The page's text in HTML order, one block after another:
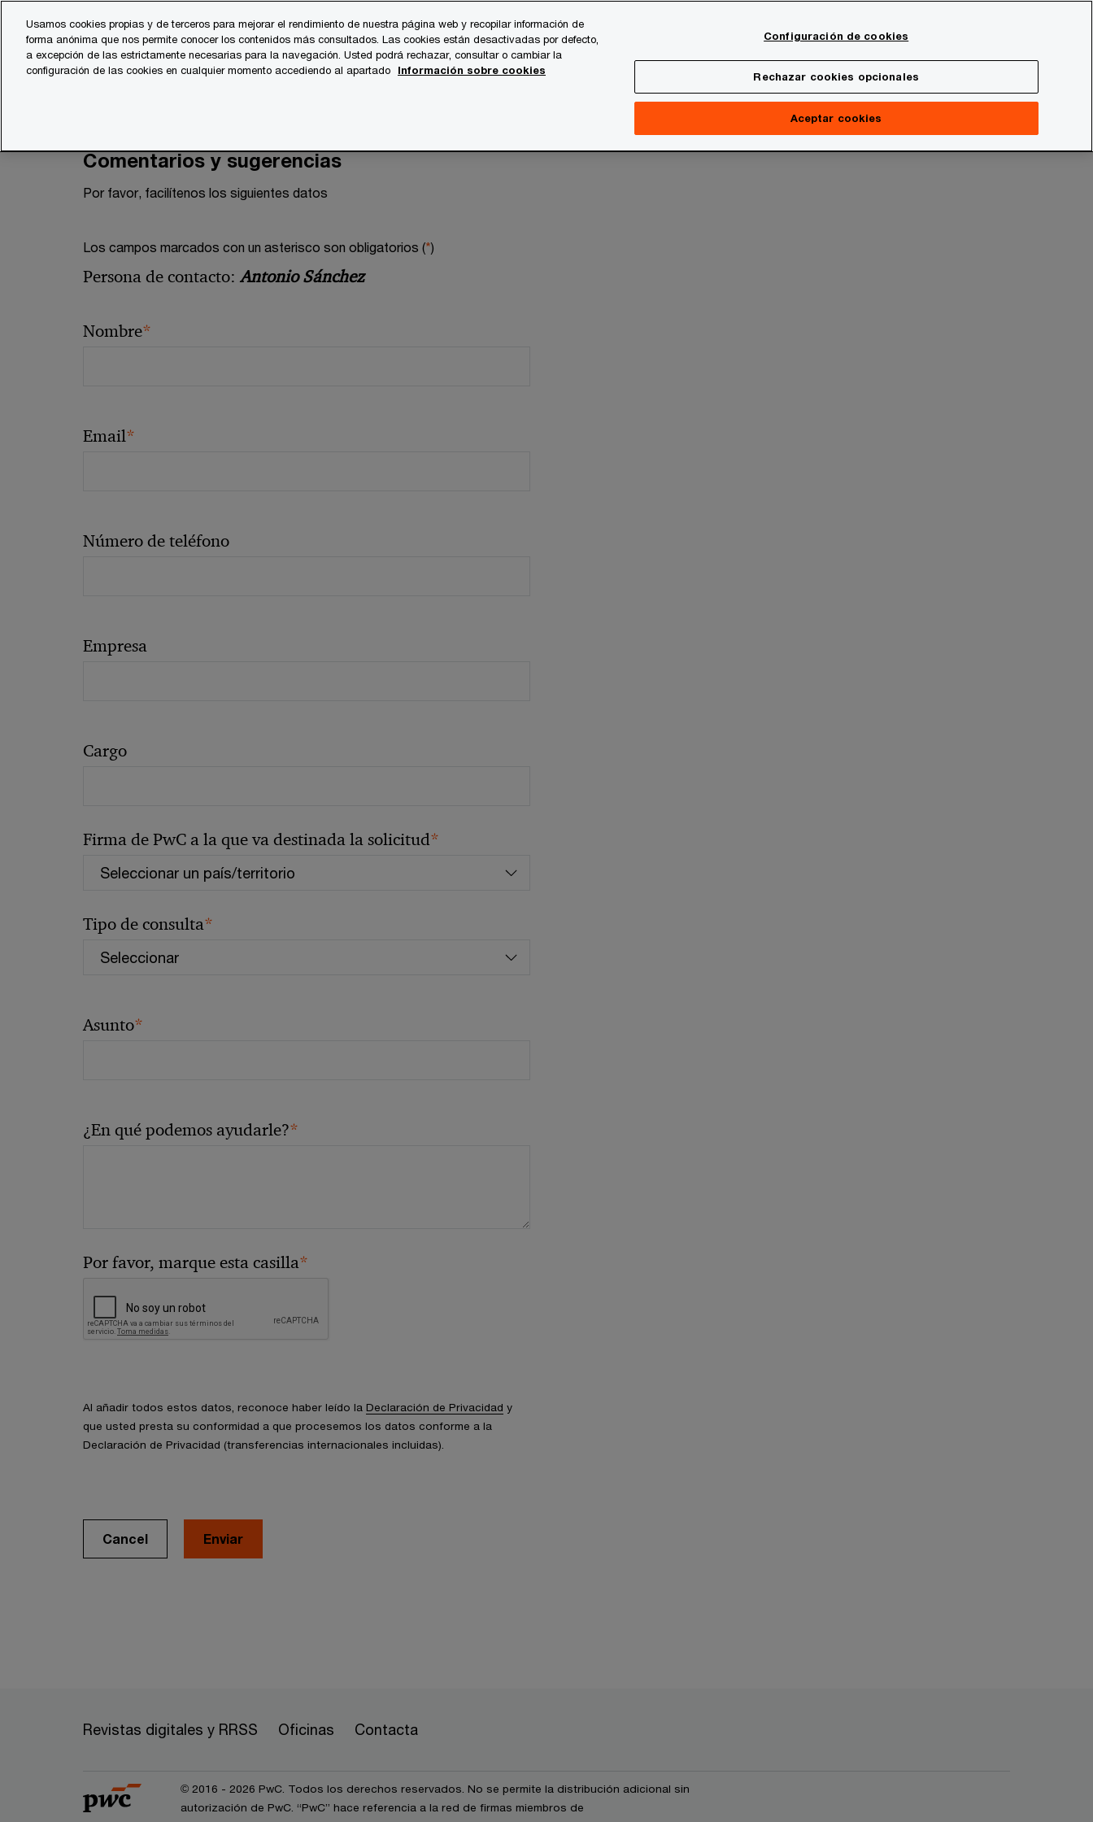
content
footer
Comentarios y sugerencias
Por favor, facilítenos los siguientes datos
Los campos marcados con un asterisco son obligatorios (*)
Persona de contacto: Antonio Sánchez
Nombre*
Email*
Número de teléfono
Empresa
Cargo
Firma de PwC a la que va destinada la solicitud*
Tipo de consulta*
Asunto*
¿En qué podemos ayudarle?*
Por favor, marque esta casilla*
Al añadir todos estos datos, reconoce haber leído la Declaración de Privacidad y
que usted presta su conformidad a que procesemos los datos conforme a la
Declaración de Privacidad (transferencias internacionales incluidas).
Cancel
Revistas digitales y RRSS Oficinas Contacta
© 2016 - 2026 PwC. Todos los derechos reservados. No se permite la distribución adicional sin
autorización de PwC. “PwC” hace referencia a la red de firmas miembros de
Usamos cookies propias y de terceros para mejorar el rendimiento de nuestra página web y recopilar información de
forma anónima que nos permite conocer los contenidos más consultados. Las cookies están desactivadas por defecto,
a excepción de las estrictamente necesarias para la navegación. Usted podrá rechazar, consultar o cambiar la
configuración de las cookies en cualquier momento accediendo al apartado
Información sobre cookies
Configuración de cookies
Rechazar cookies opcionales
Aceptar cookies